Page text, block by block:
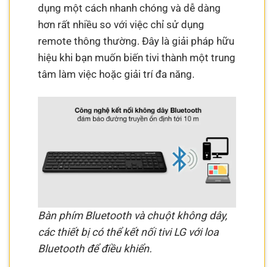
dụng một cách nhanh chóng và dễ dàng
hơn rất nhiều so với việc chỉ sử dụng
remote thông thường. Đây là giải pháp hữu
hiệu khi bạn muốn biến tivi thành một trung
tâm làm việc hoặc giải trí đa năng.
Bàn phím Bluetooth và chuột không dây,
các thiết bị có thể kết nối tivi LG với loa
Bluetooth để điều khiển.